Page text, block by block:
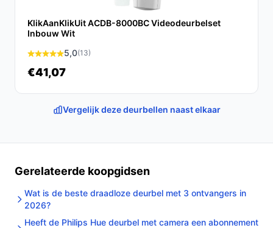
3. Verbind de adapter met je videodeurbel volgens de
instructies van de fabrikant.
4. Test de deurbel om te controleren of alles correct
functioneert.
Specificaties in mensentaal
AC230V, 50Hz, 500mA: Dit betekent dat de
gebruikelijk is in de meeste huishoudens.
merken, wat flexibiliteit biedt bij de keuze van je
deurbel.
Veelgestelde vragen
KlikAanKlikUit ACDB-8000BC Videodeurbelset
Inbouw Wit
5,0(13)
€41,07
Vergelijk deze deurbellen naast elkaar
Gerelateerde koopgidsen
Wat is de beste draadloze deurbel met 3 ontvangers in
2026?
Heeft de Philips Hue deurbel met camera een abonnement